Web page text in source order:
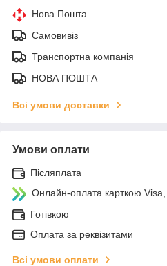
Нова Пошта
Самовивіз
Транспортна компанія
НОВА ПОШТА
Всі умови доставки
Умови оплати
Післяплата
Онлайн-оплата карткою
Готівкою
Оплата за реквізитами
Всі умови оплати